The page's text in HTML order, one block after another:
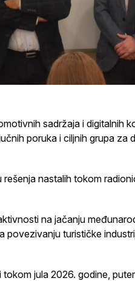
sadržaja i digitalnih
poruka i ciljnih grupa za
rešenja nastalih tokom
na jačanju
povezivanju turističke
tokom jula 2026. godine,